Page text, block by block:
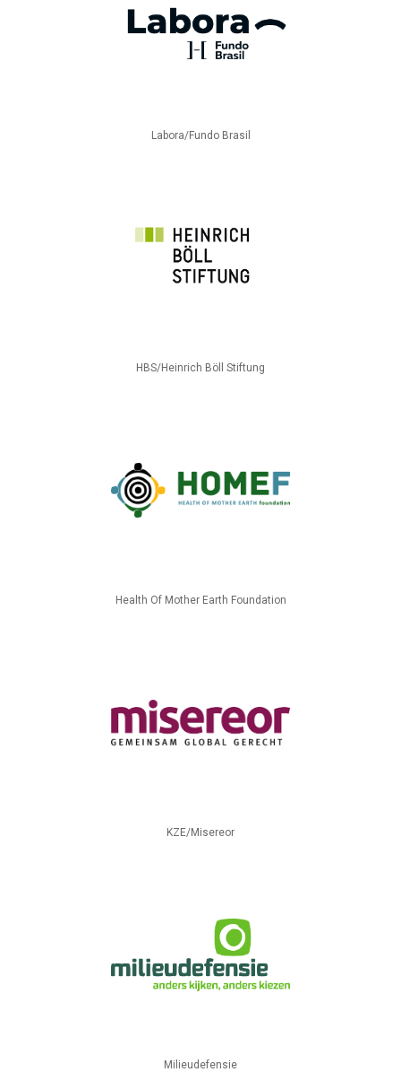
Labora/Fundo Brasil
HBS/Heinrich Böll Stiftung
Health Of Mother Earth Foundation
KZE/Misereor
Milieudefensie